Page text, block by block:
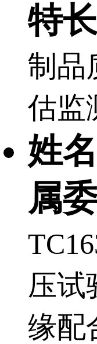
特长
制品
估监
姓名
属
压试
缘配